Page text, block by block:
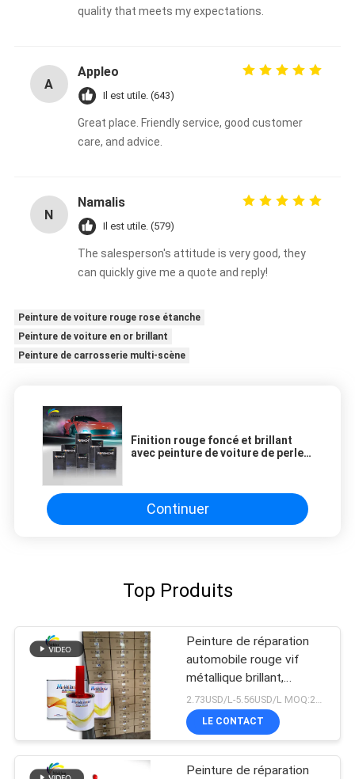
quality that meets my expectations.
A
Appleo
Il est utile. (643)
Great place. Friendly service, good customer
care, and advice.
N
Namalis
Il est utile. (579)
The salesperson's attitude is very good, they
can quickly give me a quote and reply!
Peinture de voiture rouge rose étanche
Peinture de voiture en or brillant
Peinture de carrosserie multi-scène
Finition rouge foncé et brillant
avec peinture de voiture de perle
Continuer
Top Produits
Peinture de réparation
automobile rouge vif
métallique brillant,
assortiment de couleurs
de qualité usine d'origine
2.73USD/L-5.56USD/L MOQ:200L
LE CONTACT
Peinture de réparation